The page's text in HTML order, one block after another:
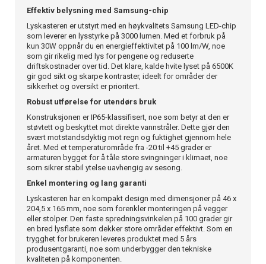
Effektiv belysning med Samsung-chip
Lyskasteren er utstyrt med en høykvalitets Samsung LED-chip
som leverer en lysstyrke på 3000 lumen. Med et forbruk på
kun 30W oppnår du en energieffektivitet på 100 lm/W, noe
som gir rikelig med lys for pengene og reduserte
driftskostnader over tid. Det klare, kalde hvite lyset på 6500K
gir god sikt og skarpe kontraster, ideelt for områder der
sikkerhet og oversikt er prioritert.
Robust utførelse for utendørs bruk
Konstruksjonen er IP65-klassifisert, noe som betyr at den er
støvtett og beskyttet mot direkte vannstråler. Dette gjør den
svært motstandsdyktig mot regn og fuktighet gjennom hele
året. Med et temperaturområde fra -20 til +45 grader er
armaturen bygget for å tåle store svingninger i klimaet, noe
som sikrer stabil ytelse uavhengig av sesong.
Enkel montering og lang garanti
Lyskasteren har en kompakt design med dimensjoner på 46 x
204,5 x 165 mm, noe som forenkler monteringen på vegger
eller stolper. Den faste spredningsvinkelen på 100 grader gir
en bred lysflate som dekker store områder effektivt. Som en
trygghet for brukeren leveres produktet med 5 års
produsentgaranti, noe som underbygger den tekniske
kvaliteten på komponenten.